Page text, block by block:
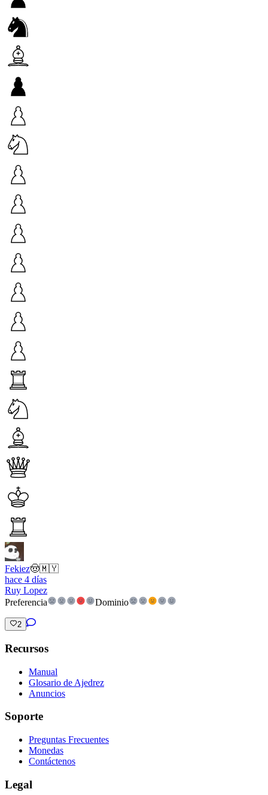
Fekiez🤠🇲🇾
hace 4 días
Ruy Lopez
Preferencia
Dominio
2
Recursos
Manual
Glosario de Ajedrez
Anuncios
Soporte
Preguntas Frecuentes
Monedas
Contáctenos
Legal